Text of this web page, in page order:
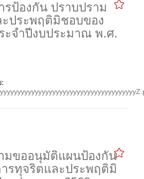
ป้องกัน ปราบปราม
ประพฤติมิชอบของ
ะจำปีงบประมาณ พ.ศ.
:
มขออนุมัติแผนป้องกัน
รทุจริตและประพฤติมิ